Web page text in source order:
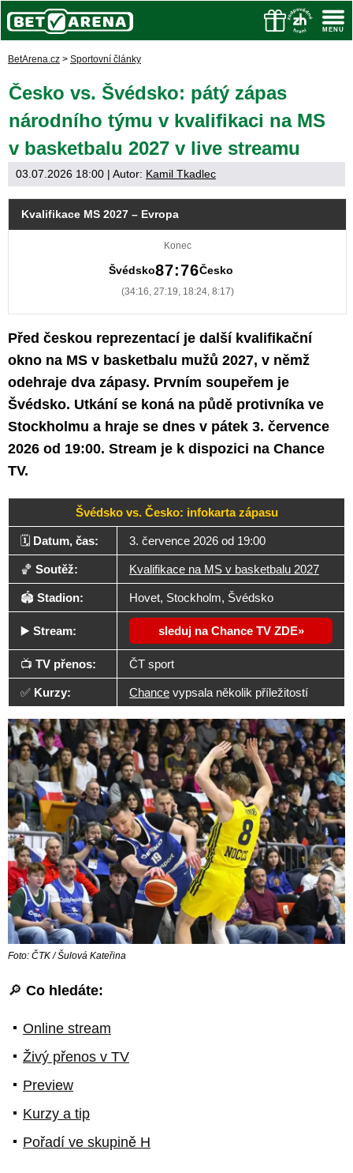
BetArena.cz > Sportovní články
Česko vs. Švédsko: pátý zápas
národního týmu v kvalifikaci na MS
v basketbalu 2027 v live streamu
03.07.2026 18:00 | Autor: Kamil Tkadlec
Kvalifikace MS 2027 – Evropa
Konec
Švédsko87:76Česko
(34:16, 27:19, 18:24, 8:17)
Před českou reprezentací je další kvalifikační
okno na MS v basketbalu mužů 2027, v němž
odehraje dva zápasy. Prvním soupeřem je
Švédsko. Utkání se koná na půdě protivníka ve
Stockholmu a hraje se dnes v pátek 3. července
2026 od 19:00. Stream je k dispozici na Chance
TV.
Švédsko vs. Česko: infokarta zápasu
🗓️ Datum, čas: 3. července 2026 od 19:00
🏀 Soutěž: Kvalifikace na MS v basketbalu 2027
🏟️ Stadion: Hovet, Stockholm, Švédsko
▶️ Stream: sleduj na Chance TV ZDE
📺 TV přenos: ČT sport
✅ Kurzy: Chance vypsala několik příležitostí
Foto: ČTK / Šulová Kateřina
🔎 Co hledáte:
Online stream
Živý přenos v TV
Preview
Kurzy a tip
Pořadí ve skupině H